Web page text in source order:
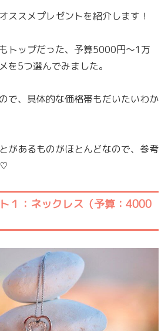
ススメプレゼントを紹介します！
トップだった、予算5000円〜1万
を5つ選んでみました。
で、具体的な価格帯もだいたいわか
があるものがほとんどなので、参考
１：ネックレス（予算：4000